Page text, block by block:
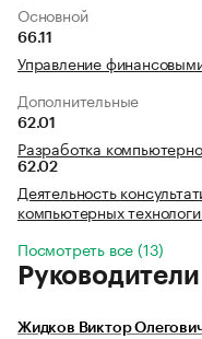
Основной
66.11
Управление
Дополнительные
62.01
Разработка
62.02
Деятельность
компьютерных
Посмотреть все (13)
Руководители
Жидков Виктор